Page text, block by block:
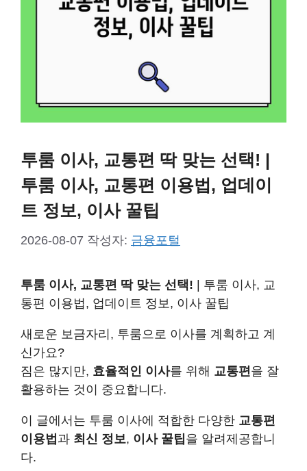
투룸 이사, 교통편 딱 맞는 선택! |
투룸 이사, 교통편 이용법, 업데이
트 정보, 이사 꿀팁
2026-08-07 작성자: 금융포털
투룸 이사, 교통편 딱 맞는 선택! | 투룸 이사, 교
통편 이용법, 업데이트 정보, 이사 꿀팁
새로운 보금자리, 투룸으로 이사를 계획하고 계
신가요?
짐은 많지만, 효율적인 이사를 위해 교통편을 잘
활용하는 것이 중요합니다.
이 글에서는 투룸 이사에 적합한 다양한 교통편
이용법 과 최신 정보, 이사 꿀팁을 알려제공합니
다.